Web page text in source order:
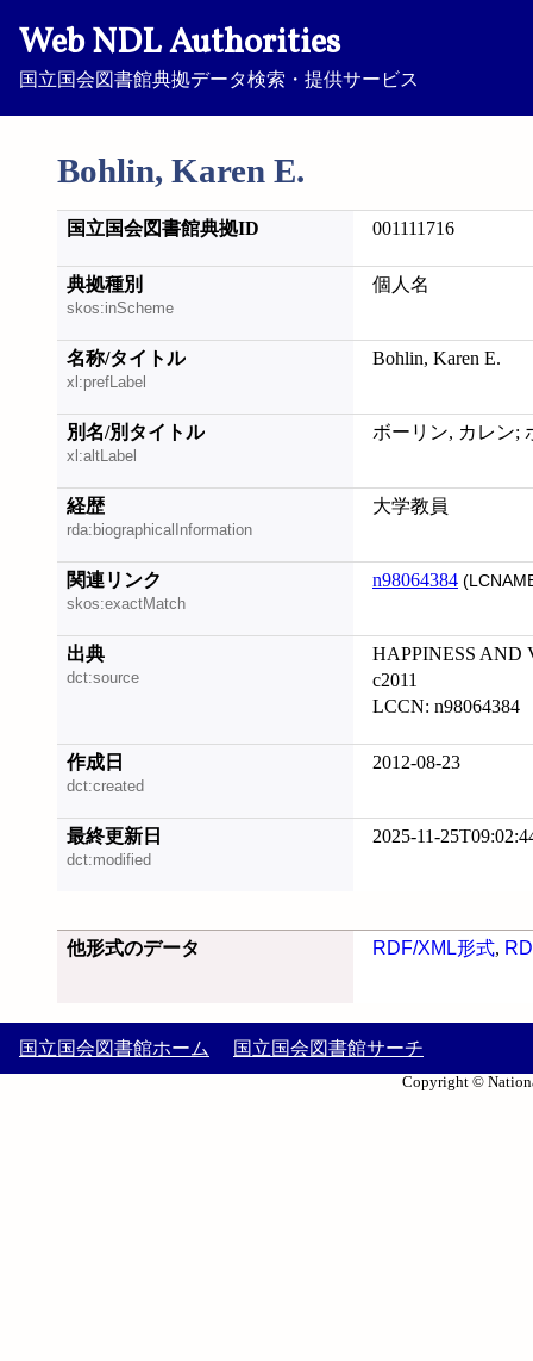
Web NDL Authorities
国立国会図書館典拠データ検索・提供サービス
Bohlin, Karen E.
国立国会図書館典拠ID 001111716
典拠種別
skos:inScheme
個人名
名称/タイトル
xl:prefLabel
Bohlin, Karen E.
別名/別タイトル
xl:altLabel
ボーリン, カレン;
経歴
rda:biographicalInformation
大学教員
関連リンク
skos:exactMatch
n98064384
出典
dct:source
HAPPINESS AND
c2011
LCCN: n98064384
作成日
dct:created
2012-08-23
最終更新日
dct:modified
2025-11-
他形式のデータ RDF/XML形式,
国立国会図書館ホーム 国立国会図書館サーチ
Copyright ©